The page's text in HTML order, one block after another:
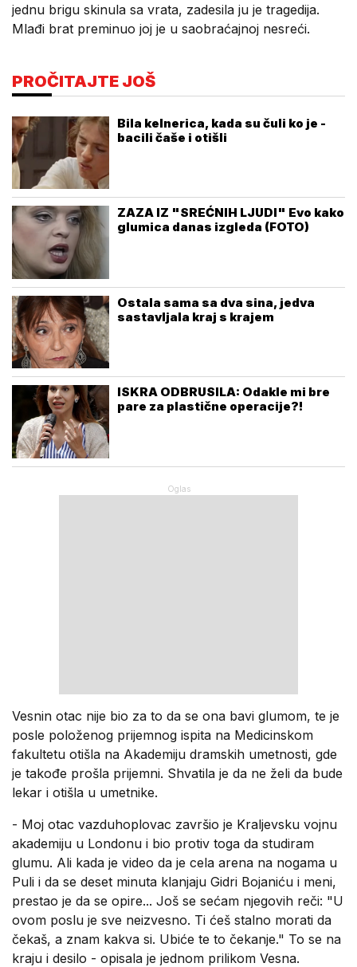
jednu brigu skinula sa vrata, zadesila ju je tragedija.
Mlađi brat preminuo joj je u saobraćajnoj nesreći.
PROČITAJTE JOŠ
Bila kelnerica, kada su čuli ko je -
bacili čaše i otišli
ZAZA IZ "SREĆNIH LJUDI" Evo kako
glumica danas izgleda (FOTO)
Ostala sama sa dva sina, jedva
sastavljala kraj s krajem
ISKRA ODBRUSILA: Odakle mi bre
pare za plastične operacije?!
Vesnin otac nije bio za to da se ona bavi glumom, te je
posle položenog prijemnog ispita na Medicinskom
fakultetu otišla na Akademiju dramskih umetnosti, gde
je takođe prošla prijemni. Shvatila je da ne želi da bude
lekar i otišla u umetnike.
- Moj otac vazduhoplovac završio je Kraljevsku vojnu
akademiju u Londonu i bio protiv toga da studiram
glumu. Ali kada je video da je cela arena na nogama u
Puli i da se deset minuta klanjaju Gidri Bojaniću i meni,
prestao je da se opire... Još se sećam njegovih reči: "U
ovom poslu je sve neizvesno. Ti ćeš stalno morati da
čekaš, a znam kakva si. Ubiće te to čekanje." To se na
kraju i desilo - opisala je jednom prilikom Vesna.